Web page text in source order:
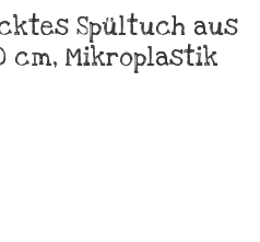
Spültuch aus
cm, Mikroplastik